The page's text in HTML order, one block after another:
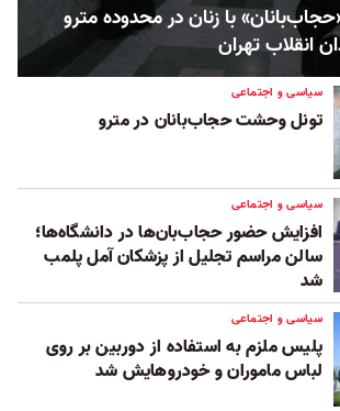
با زنان در محدوده مترو
انقلاب تهران
سیاسی و اجتماعی
تونل وحشت حجاب‌بانان در مترو
سیاسی و اجتماعی
افزایش حضور حجاب‌بان‌ها در دانشگاه‌ها؛
سالن مراسم تجلیل از پزشکان آمل پلمب
شد
سیاسی و اجتماعی
پلیس ملزم به استفاده از دوربین بر روی
لباس ماموران و خودروهایش شد